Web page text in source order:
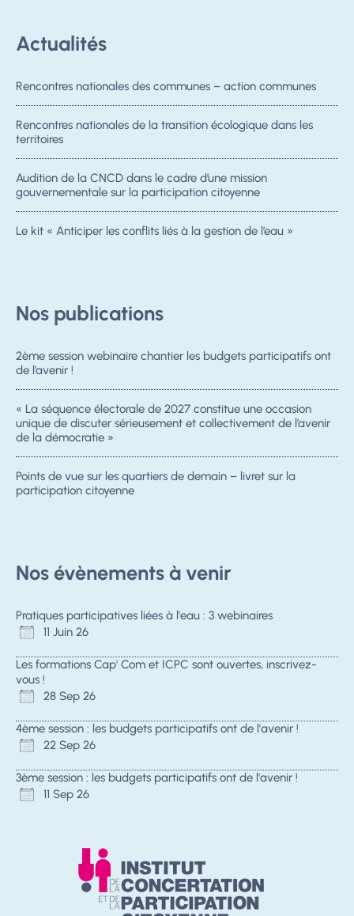
Actualités
Rencontres nationales des communes – action communes
Rencontres nationales de la transition écologique dans les
territoires
Audition de la CNCD dans le cadre d’une mission
gouvernementale sur la participation citoyenne
Le kit « Anticiper les conflits liés à la gestion de l’eau »
Nos publications
2ème session webinaire chantier les budgets participatifs ont
de l’avenir !
« La séquence électorale de 2027 constitue une occasion
unique de discuter sérieusement et collectivement de l’avenir
de la démocratie »
Points de vue sur les quartiers de demain – livret sur la
participation citoyenne
Nos évènements à venir
Pratiques participatives liées à l'eau : 3 webinaires
11 Juin 26
Les formations Cap' Com et ICPC sont ouvertes, inscrivez-
vous !
28 Sep 26
4ème session : les budgets participatifs ont de l'avenir !
22 Sep 26
3ème session : les budgets participatifs ont de l'avenir !
11 Sep 26